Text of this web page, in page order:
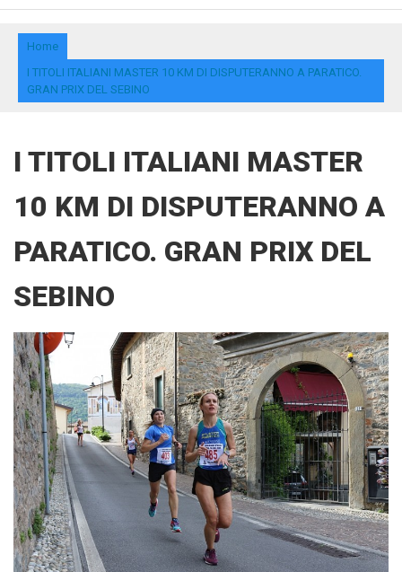
Home
I TITOLI ITALIANI MASTER 10 KM DI DISPUTERANNO A PARATICO.
GRAN PRIX DEL SEBINO
I TITOLI ITALIANI MASTER
10 KM DI DISPUTERANNO A
PARATICO. GRAN PRIX DEL
SEBINO